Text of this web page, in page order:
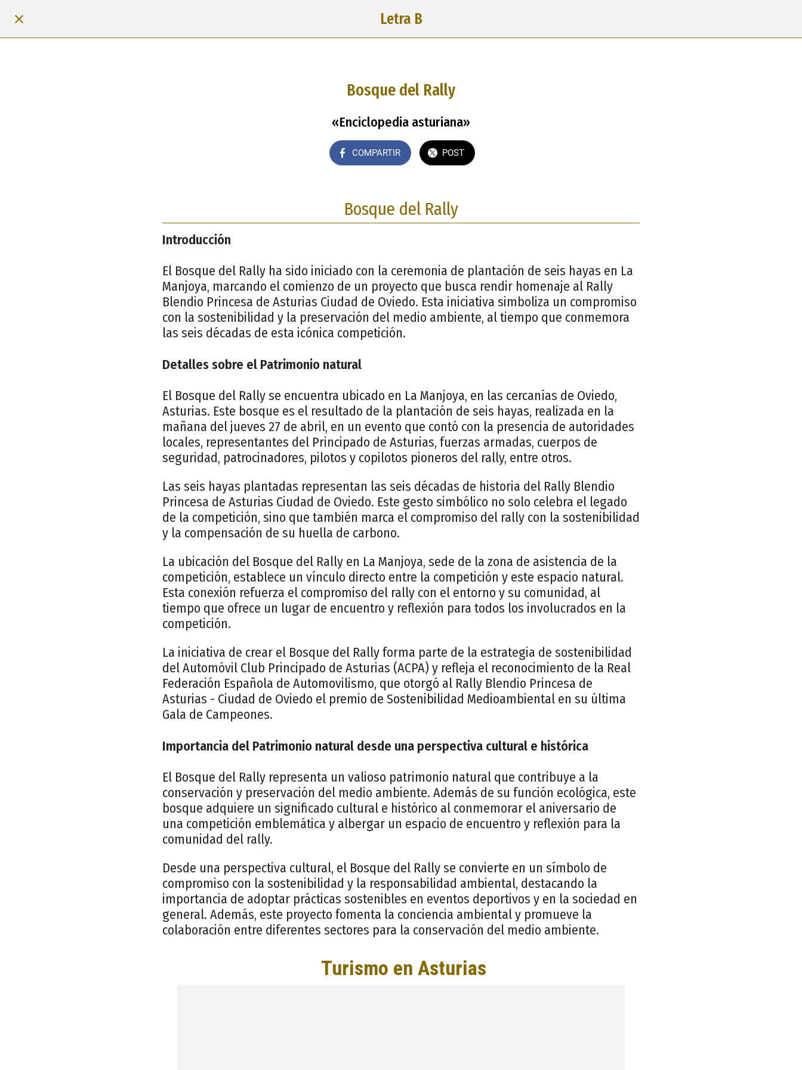
Letra B
Bosque del Rally
«Enciclopedia asturiana»
COMPARTIR POST
Bosque del Rally
Introducción
El Bosque del Rally ha sido iniciado con la ceremonia de plantación de seis hayas en La
Manjoya, marcando el comienzo de un proyecto que busca rendir homenaje al Rally
Blendio Princesa de Asturias Ciudad de Oviedo. Esta iniciativa simboliza un compromiso
con la sostenibilidad y la preservación del medio ambiente, al tiempo que conmemora
las seis décadas de esta icónica competición.
Detalles sobre el Patrimonio natural
El Bosque del Rally se encuentra ubicado en La Manjoya, en las cercanías de Oviedo,
Asturias. Este bosque es el resultado de la plantación de seis hayas, realizada en la
mañana del jueves 27 de abril, en un evento que contó con la presencia de autoridades
locales, representantes del Principado de Asturias, fuerzas armadas, cuerpos de
seguridad, patrocinadores, pilotos y copilotos pioneros del rally, entre otros.
Las seis hayas plantadas representan las seis décadas de historia del Rally Blendio
Princesa de Asturias Ciudad de Oviedo. Este gesto simbólico no solo celebra el legado
de la competición, sino que también marca el compromiso del rally con la sostenibilidad
y la compensación de su huella de carbono.
La ubicación del Bosque del Rally en La Manjoya, sede de la zona de asistencia de la
competición, establece un vínculo directo entre la competición y este espacio natural.
Esta conexión refuerza el compromiso del rally con el entorno y su comunidad, al
tiempo que ofrece un lugar de encuentro y reflexión para todos los involucrados en la
competición.
La iniciativa de crear el Bosque del Rally forma parte de la estrategia de sostenibilidad
del Automóvil Club Principado de Asturias (ACPA) y refleja el reconocimiento de la Real
Federación Española de Automovilismo, que otorgó al Rally Blendio Princesa de
Asturias - Ciudad de Oviedo el premio de Sostenibilidad Medioambiental en su última
Gala de Campeones.
Importancia del Patrimonio natural desde una perspectiva cultural e histórica
El Bosque del Rally representa un valioso patrimonio natural que contribuye a la
conservación y preservación del medio ambiente. Además de su función ecológica, este
bosque adquiere un significado cultural e histórico al conmemorar el aniversario de
una competición emblemática y albergar un espacio de encuentro y reflexión para la
comunidad del rally.
Desde una perspectiva cultural, el Bosque del Rally se convierte en un símbolo de
compromiso con la sostenibilidad y la responsabilidad ambiental, destacando la
importancia de adoptar prácticas sostenibles en eventos deportivos y en la sociedad en
general. Además, este proyecto fomenta la conciencia ambiental y promueve la
colaboración entre diferentes sectores para la conservación del medio ambiente.